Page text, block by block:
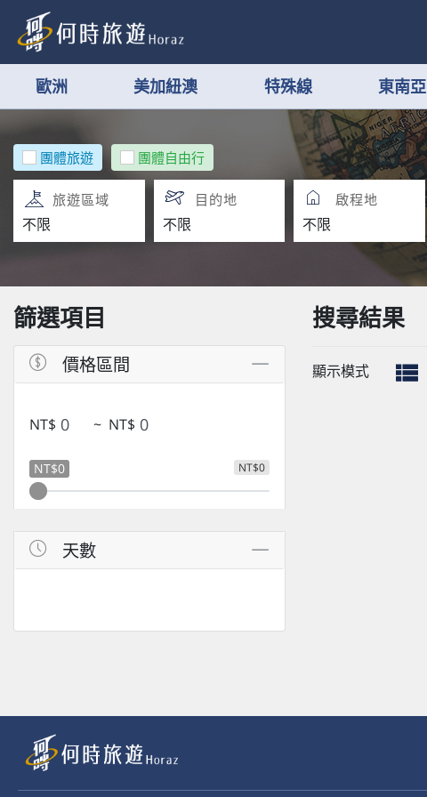
歐洲 美加紐澳 特殊線 東南亞
團體旅遊 團體自由行
旅遊區域 目的地 啟程地
篩選項目
價格區間
NT$ ~ NT$
NT$0
NT$0
天數
搜尋結果
顯示模式